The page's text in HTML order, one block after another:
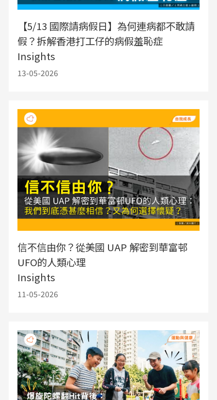
【5/13 國際請病假日】為何連病都不敢請
假？拆解香港打工仔的病假羞恥症
Insights
13-05-2026
信不信由你？從美國 UAP 解密到華富邨
UFO的人類心理
Insights
11-05-2026